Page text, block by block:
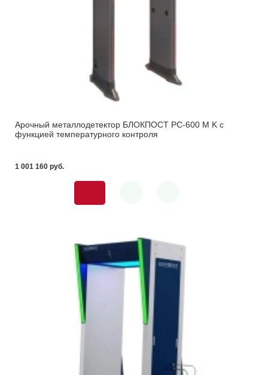
Арочный металлодетектор БЛОКПОСТ PC-600 M K с
функцией температурного контроля
1 001 160 pуб.